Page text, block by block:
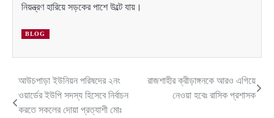
নিয়ন্ত্রণ হারিয়ে সড়কের পাশে উল্টে যায়।
BLOG
Post
navigation
আউচপাড়া ইউনিয়ন পরিষদের ২নং
ওয়ার্ডের ইউপি সদস্য হিসেবে নির্বাচন
করতে সকলের দোয়া প্রত্যাশী মোঃ
রাজশাহীর ক্রীড়াঙ্গনকে আরও এগিয়ে
নেওয়া হবেঃ রাসিক প্রশাসক